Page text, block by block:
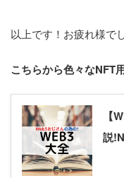
以上です！お疲れ様で
こちらから色々なNFT
【
説